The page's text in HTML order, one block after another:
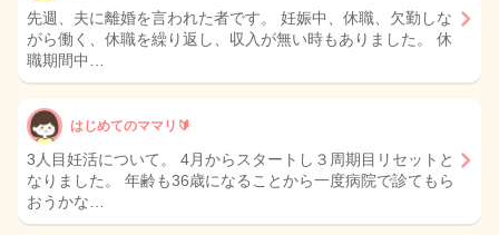
先週、夫に離婚を言われた者です。 妊娠中、休職、欠勤しな
がら働く、休職を繰り返し、収入が無い時もありました。 休
職期間中…
はじめてのママリ🔰
3人目妊活について。 4月からスタートし３周期目リセットと
なりました。 年齢も36歳になることから一度病院で診てもら
おうかな…